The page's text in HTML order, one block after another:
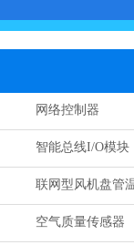
网络控制器
智能总线I/O模块
联网型风机盘管
空气质量传感器